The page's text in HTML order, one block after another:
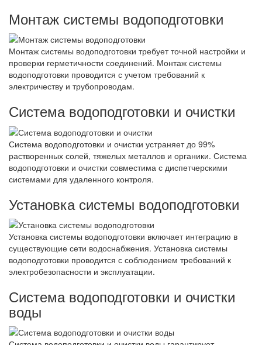
Монтаж системы водоподготовки
Монтаж системы водоподготовки требует точной настройки и
проверки герметичности соединений. Монтаж системы
водоподготовки проводится с учетом требований к
электричеству и трубопроводам.
Система водоподготовки и очистки
Система водоподготовки и очистки устраняет до 99%
растворенных солей, тяжелых металлов и органики. Система
водоподготовки и очистки совместима с диспетчерскими
системами для удаленного контроля.
Установка системы водоподготовки
Установка системы водоподготовки включает интеграцию в
существующие сети водоснабжения. Установка системы
водоподготовки проводится с соблюдением требований к
электробезопасности и эксплуатации.
Система водоподготовки и очистки
воды